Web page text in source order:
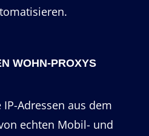
WOHN-PROXYS
Adressen aus dem
echten Mobil- und